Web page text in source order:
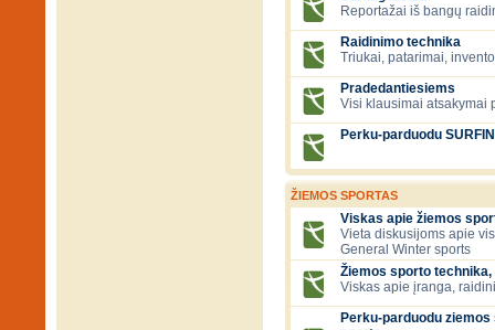
Reportažai iš bangų
Raidinimo technika
Triukai, patarimai,
Pradedantiesiems
Visi klausimai atsakymai
Perku-parduodu
ŽIEMOS SPORTAS
Viskas apie žiemos
Vieta diskusijoms apie
General Winter sports
Žiemos sporto
Viskas apie įranga,
Perku-parduodu